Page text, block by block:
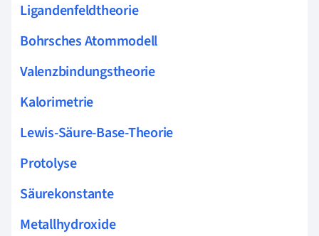
Ligandenfeldtheorie
Bohrsches Atommodell
Valenzbindungstheorie
Kalorimetrie
Lewis-Säure-Base-Theorie
Protolyse
Säurekonstante
Metallhydroxide